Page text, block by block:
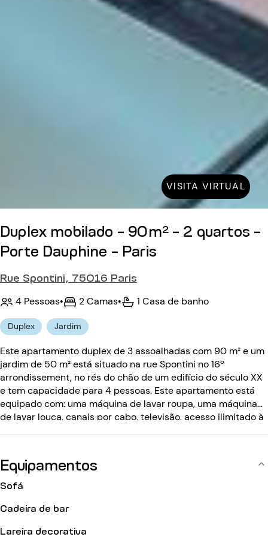
VISITA VIRTUAL
Duplex mobilado - 90m² - 2 quartos -
Porte Dauphine - Paris
Rue Spontini, 75016 Paris
4 Pessoas• 2 Camas• 1 Casa de banho
Duplex Jardim
Este apartamento duplex de 3 assoalhadas com 90 m² e um
jardim de 50 m² está situado na rue Spontini no 16º
arrondissement, no rés do chão de um edifício do século XX
e tem capacidade para 4 pessoas. Este apartamento está
equipado com: uma máquina de lavar roupa, uma máquina
de lavar louça, canais por cabo, televisão, acesso ilimitado à
intercomunicador.
Equipamentos
Sofá
Cadeira de bar
Lareira decorativa